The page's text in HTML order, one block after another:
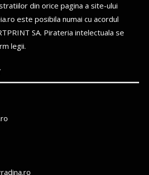
din orice pagina a site-ului
este posibila numai cu acordul
SA. Pirateria intelectuala se
legii.